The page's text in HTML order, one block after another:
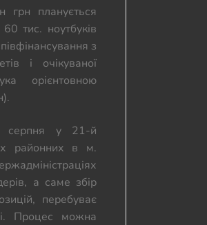
грн планується
тис. ноутбуків
з
і очікуваної
орієнтовною
у 21-й
районних в м.
а саме збір
перебуває
Процес можна